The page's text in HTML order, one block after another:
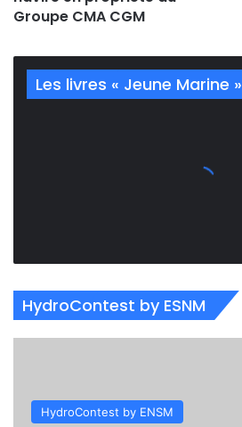
Groupe CMA CGM
Les livres « Jeune Marine »
HydroContest by ESNM
HydroContest by ENSM